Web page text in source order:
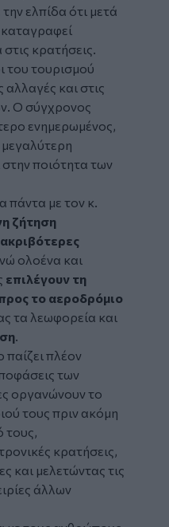
ελπίδα ότι μετά
κρατήσεις.
του τουρισμού
και στις
Ο σύγχρονος
ενημερωμένος,
μεγαλύτερη
ποιότητα των
πάντα με τον κ.
ζήτηση
ολοένα και
επιλέγουν τη
το αεροδρόμιο
τα λεωφορεία και
.
πλέον
των
οργανώνουν το
τους πριν ακόμη
τους,
κρατήσεις,
και μελετώντας τις
άλλων